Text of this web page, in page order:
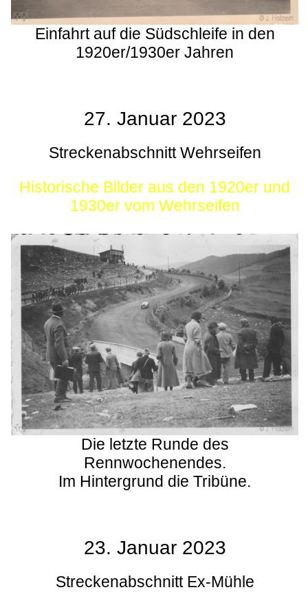
Einfahrt auf die Südschleife in den
1920er/1930er Jahren
27. Januar 2023
Streckenabschnitt Wehrseifen
Historische Bilder aus den 1920er und
1930er vom Wehrseifen
Die letzte Runde des
Rennwochenendes.
Im Hintergrund die Tribüne.
23. Januar 2023
Streckenabschnitt Ex-Mühle